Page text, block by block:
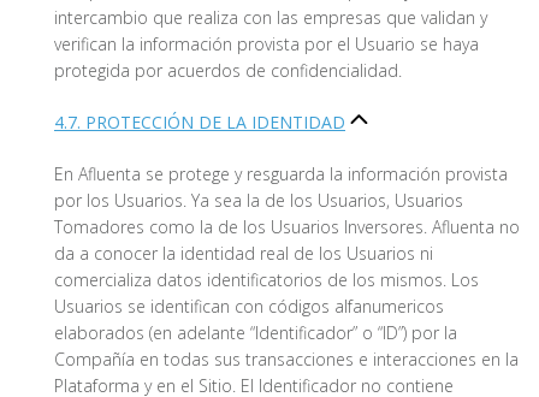
intercambio que realiza con las empresas que validan y
verifican la información provista por el Usuario se haya
protegida por acuerdos de confidencialidad.
4.7. PROTECCIÓN DE LA IDENTIDAD
En Afluenta se protege y resguarda la información provista
por los Usuarios. Ya sea la de los Usuarios, Usuarios
Tomadores como la de los Usuarios Inversores. Afluenta no
da a conocer la identidad real de los Usuarios ni
comercializa datos identificatorios de los mismos. Los
Usuarios se identifican con códigos alfanumericos
elaborados (en adelante “Identificador” o “ID”) por la
Compañía en todas sus transacciones e interacciones en la
Plataforma y en el Sitio. El Identificador no contiene